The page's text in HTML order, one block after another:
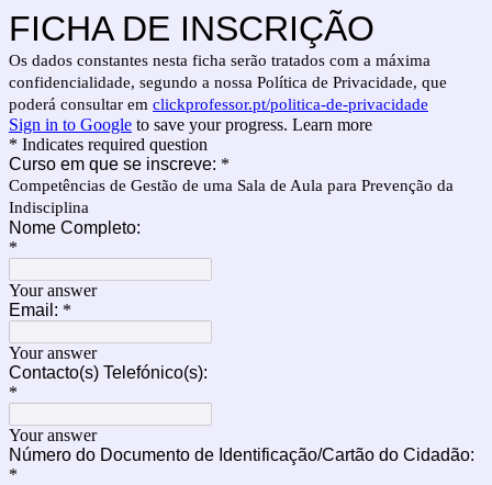
FICHA DE INSCRIÇÃO
Os dados constantes nesta ficha serão tratados com a máxima
confidencialidade, segundo a nossa Política de Privacidade, que
poderá consultar em clickprofessor.pt/politica-de-privacidade
Sign in to Google to save your progress. Learn more
* Indicates required question
Curso em que se inscreve: *
Competências de Gestão de uma Sala de Aula para Prevenção da
Indisciplina
Nome Completo:
*
Your answer
Email: *
Your answer
Contacto(s) Telefónico(s):
*
Your answer
Número do Documento de Identificação/Cartão do Cidadão:
*